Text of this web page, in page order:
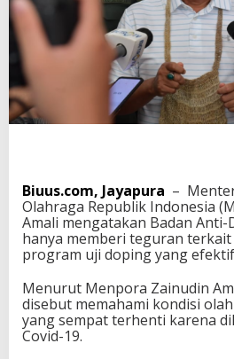
i
P
a
s
t
i
k
a
D
A
P
a
h
a
m
i
K
o
Biuus.com, Jayapura –
Olahraga Republik Indonesia
Amali mengatakan Badan Anti-
hanya memberi teguran
program uji doping yang
Menurut Menpora Zainudin
disebut memahami kondisi
yang sempat terhenti karena
Covid-19.